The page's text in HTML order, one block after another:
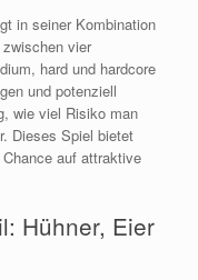
in seiner Kombination
vier
hard und hardcore
und potenziell
wie viel Risiko man
Dieses Spiel bietet
auf attraktive
Hühner, Eier